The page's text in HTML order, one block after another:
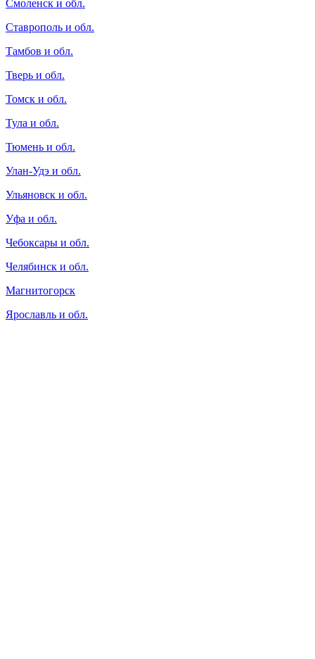
Смоленск и обл.
Ставрополь и обл.
Тамбов и обл.
Тверь и обл.
Томск и обл.
Тула и обл.
Тюмень и обл.
Улан-Удэ и обл.
Ульяновск и обл.
Уфа и обл.
Чебоксары и обл.
Челябинск и обл.
Магнитогорск
Ярославль и обл.